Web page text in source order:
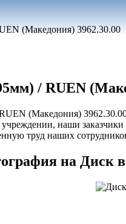
(Македония) 3962.30.00
/ RUEN
(Македония)
наши
труд наших
на Диск